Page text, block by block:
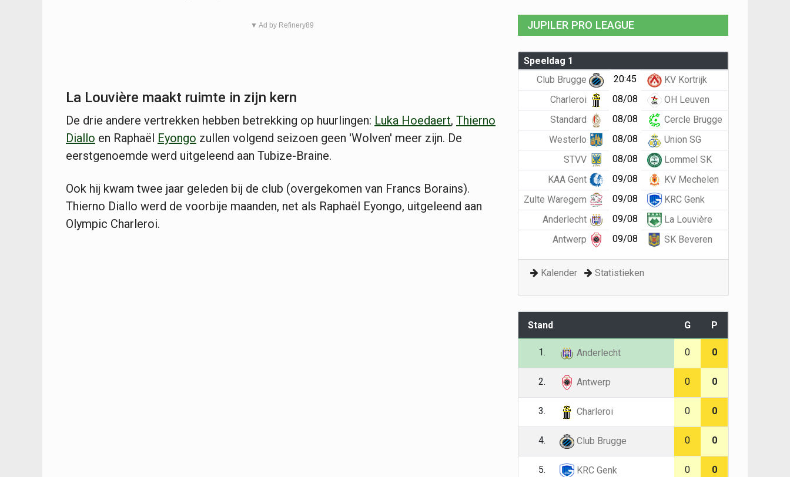
▼ Ad by Refinery89
La Louvière maakt ruimte in zijn kern
De drie andere vertrekken hebben betrekking op huurlingen: Luka Hoedaert, Thierno
Diallo en Raphaël Eyongo zullen volgend seizoen geen 'Wolven' meer zijn. De
eerstgenoemde werd uitgeleend aan Tubize-Braine.
Ook hij kwam twee jaar geleden bij de club (overgekomen van Francs Borains).
Thierno Diallo werd de voorbije maanden, net als Raphaël Eyongo, uitgeleend aan
Olympic Charleroi.
JUPILER PRO LEAGUE
Speeldag 1
Club Brugge
20:45
KV Kortrijk
Charleroi
08/08
OH Leuven
Standard
08/08
Cercle Brugge
Westerlo
08/08
Union SG
STVV
08/08
Lommel SK
KAA Gent
09/08
KV Mechelen
Zulte Waregem
09/08
KRC Genk
Anderlecht
09/08
La Louvière
Antwerp
09/08 SK Beveren
Kalender Statistieken
Stand G P
1. Anderlecht 0 0
2. Antwerp 0 0
3. Charleroi 0 0
4. Club Brugge 0 0
5. KRC Genk 0 0